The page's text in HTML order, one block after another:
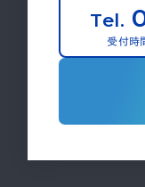
Tel.
受付時